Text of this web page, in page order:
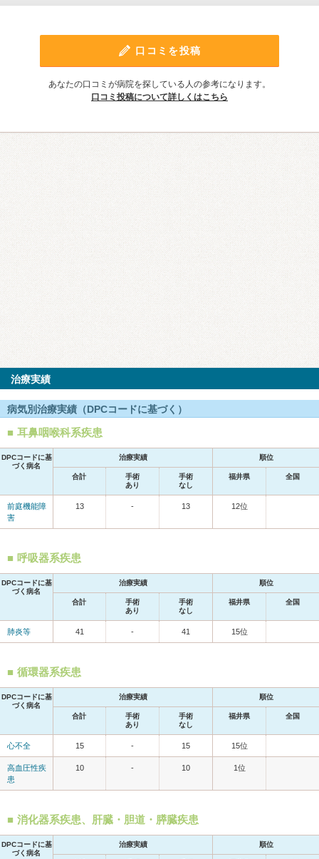
口コミを投稿
あなたの口コミが病院を探している人の参考になります。
口コミ投稿について詳しくはこちら
治療実績
病気別治療実績（DPCコードに基づく）
耳鼻咽喉科系疾患
DPCコードに基
づく病名
治療実績 順位
合計
手術
あり
手術
なし
福井県 全国
前庭機能障
害
13 - 13 12位
呼吸器系疾患
DPCコードに基
づく病名
治療実績 順位
合計
手術
あり
手術
なし
福井県 全国
肺炎等 41 - 41 15位
循環器系疾患
DPCコードに基
づく病名
治療実績 順位
合計
手術
あり
手術
なし
福井県 全国
心不全 15 - 15 15位
高血圧性疾
患
10 - 10 1位
消化器系疾患、肝臓・胆道・膵臓疾患
DPCコードに基
づく病名
治療実績 順位